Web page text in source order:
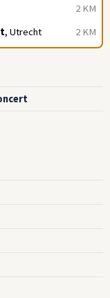
2 KM
2 KM
, Utrecht